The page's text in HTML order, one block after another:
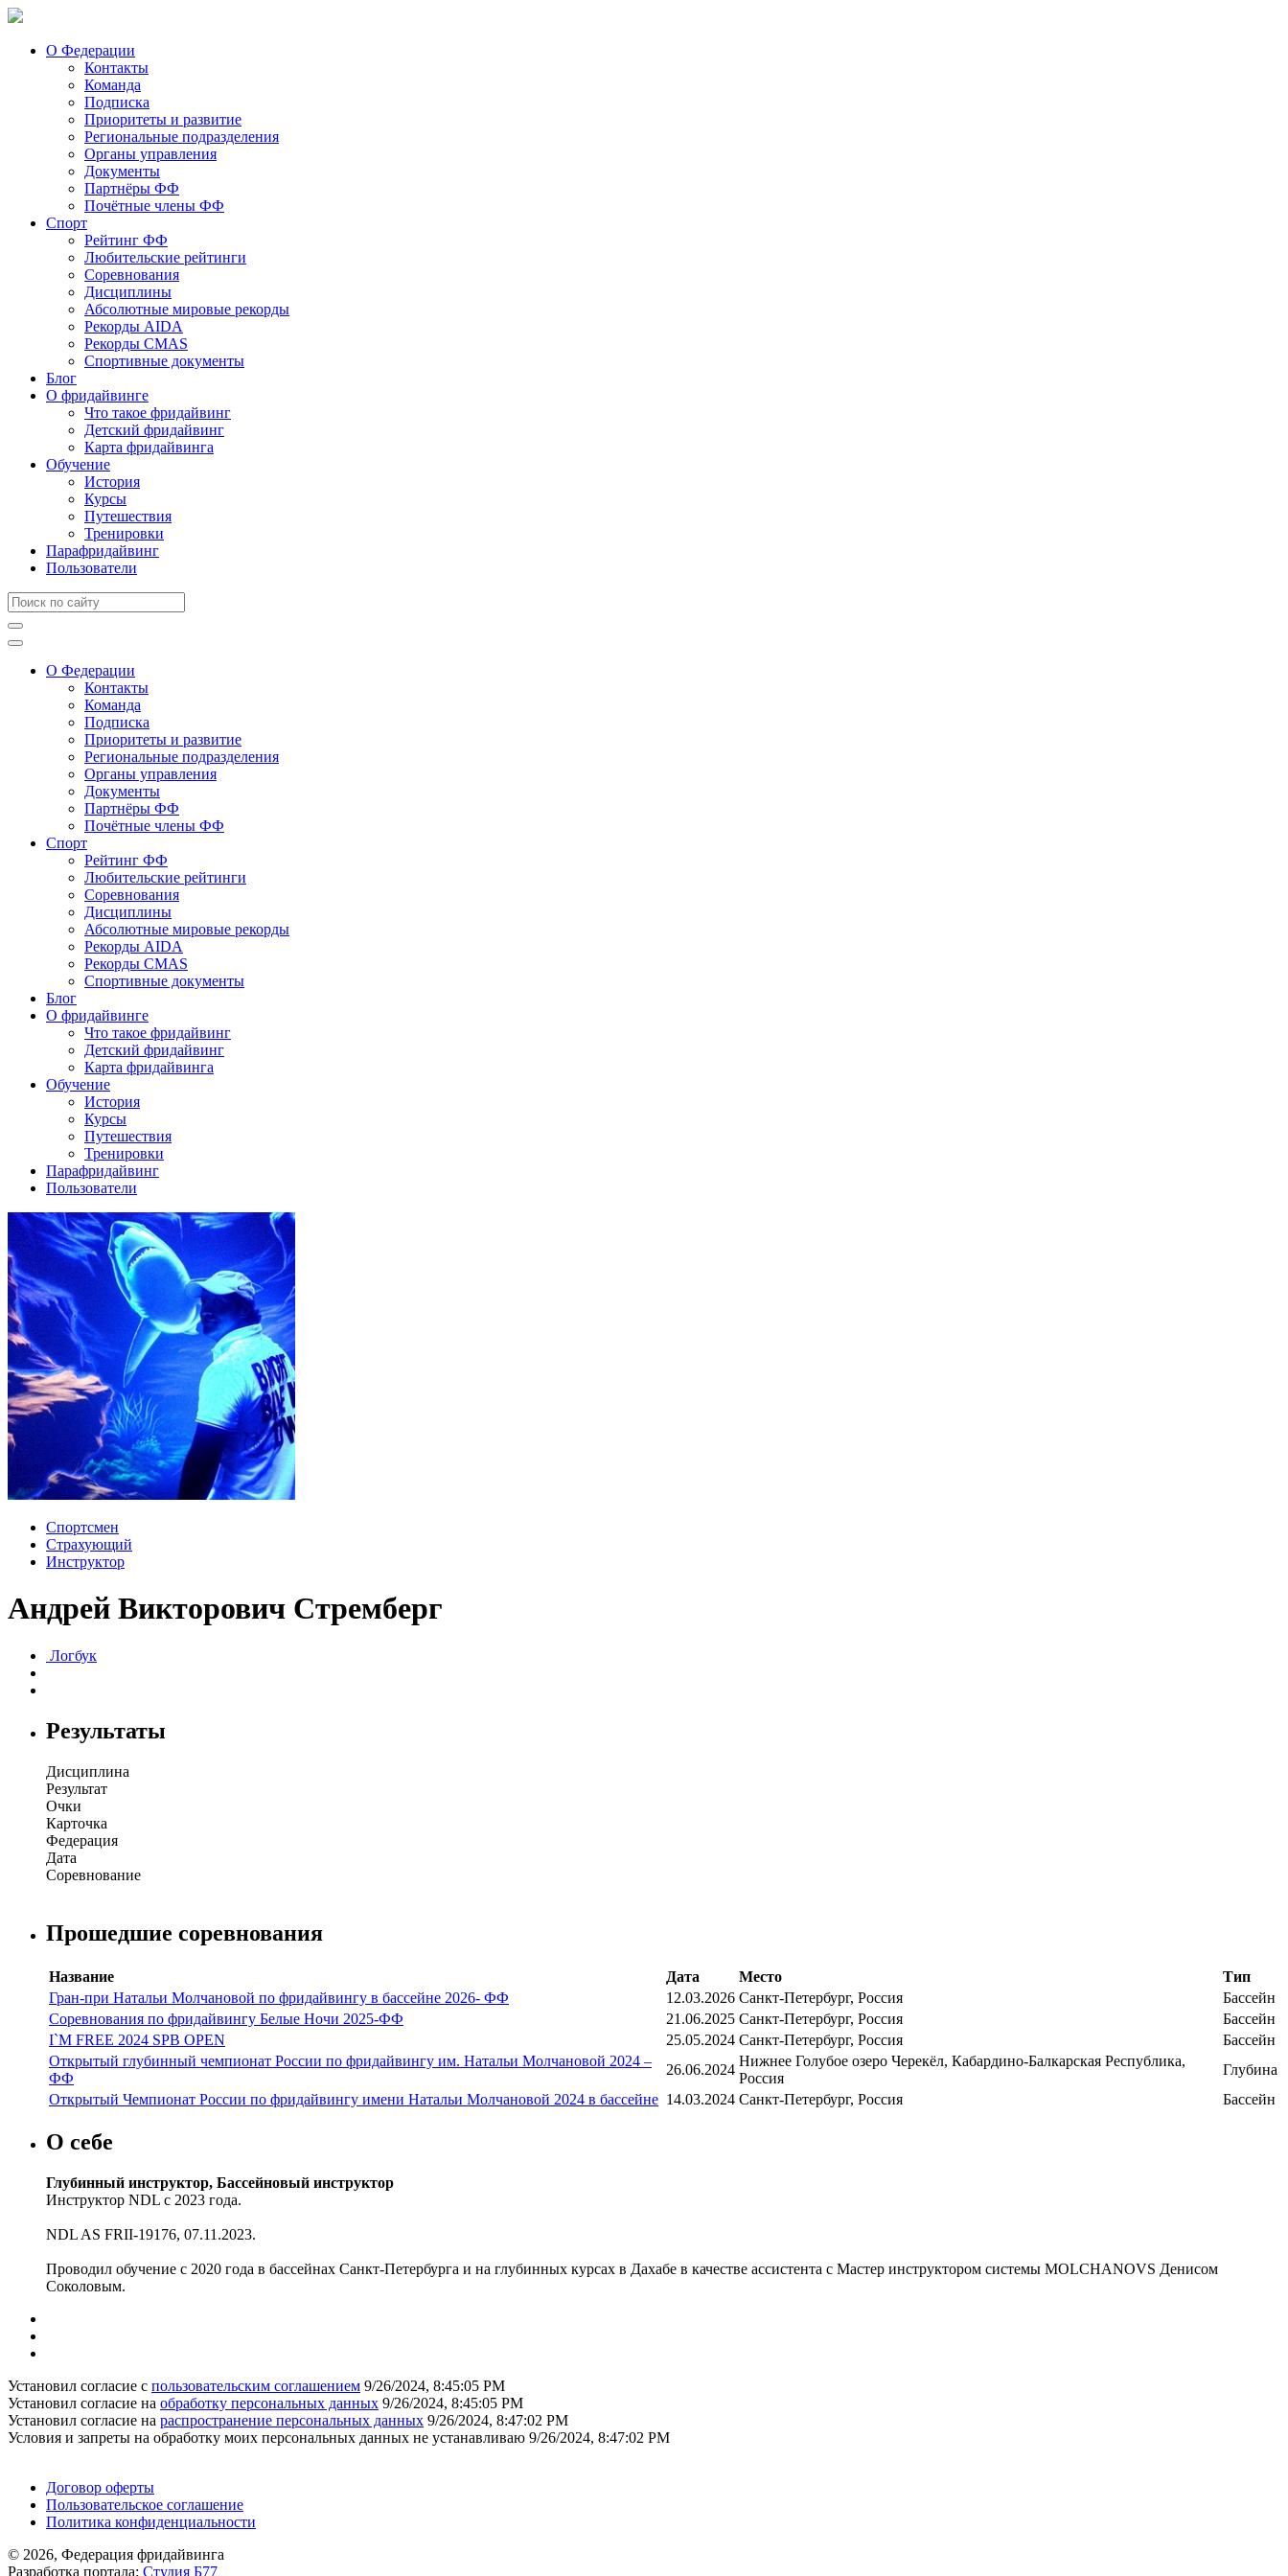
О Федерации
Контакты
Команда
Подписка
Приоритеты и развитие
Региональные подразделения
Органы управления
Документы
Партнёры ФФ
Почётные члены ФФ
Спорт
Рейтинг ФФ
Любительские рейтинги
Соревнования
Дисциплины
Абсолютные мировые рекорды
Рекорды AIDA
Рекорды CMAS
Спортивные документы
Блог
О фридайвинге
Что такое фридайвинг
Детский фридайвинг
Карта фридайвинга
Обучение
История
Курсы
Путешествия
Тренировки
Парафридайвинг
Пользователи
О Федерации
Контакты
Команда
Подписка
Приоритеты и развитие
Региональные подразделения
Органы управления
Документы
Партнёры ФФ
Почётные члены ФФ
Спорт
Рейтинг ФФ
Любительские рейтинги
Соревнования
Дисциплины
Абсолютные мировые рекорды
Рекорды AIDA
Рекорды CMAS
Спортивные документы
Блог
О фридайвинге
Что такое фридайвинг
Детский фридайвинг
Карта фридайвинга
Обучение
История
Курсы
Путешествия
Тренировки
Парафридайвинг
Пользователи
Спортсмен
Страхующий
Инструктор
Андрей Викторович Стремберг
Логбук
Результаты
Дисциплина
Результат
Очки
Карточка
Федерация
Дата
Соревнование
Прошедшие соревнования
Название Дата Место
Тип
Гран-при Натальи Молчановой по фридайвингу в бассейне 2026- ФФ
12.03.2026 Санкт-Петербург, Россия
Бассейн
Соревнования по фридайвингу Белые Ночи 2025-ФФ
21.06.2025 Санкт-Петербург, Россия
Бассейн
I`M FREE 2024 SPB OPEN
25.05.2024 Санкт-Петербург, Россия
Бассейн
Открытый глубинный чемпионат России по фридайвингу им. Натальи Молчановой 2024 –
ФФ
26.06.2024
Нижнее Голубое озеро Черекёл, Кабардино-Балкарская Республика,
Россия
Глубина
Открытый Чемпионат России по фридайвингу имени Натальи Молчановой 2024 в бассейне 14.03.2024 Санкт-Петербург, Россия Бассейн
О себе
Глубинный инструктор, Бассейновый инструктор
Инструктор NDL с 2023 года.
NDL AS FRII-19176, 07.11.2023.
Проводил обучение с 2020 года в бассейнах Санкт-Петербурга и на глубинных курсах в Дахабе в качестве ассистента с Мастер инструктором системы MOLCHANOVS Денисом
Соколовым.
Установил согласие с пользовательским соглашением 9/26/2024, 8:45:05 PM
Установил согласие на обработку персональных данных 9/26/2024, 8:45:05 PM
Установил согласие на распространение персональных данных 9/26/2024, 8:47:02 PM
Условия и запреты на обработку моих персональных данных не устанавливаю 9/26/2024, 8:47:02 PM
Договор оферты
Пользовательское соглашение
Политика конфиденциальности
© 2026, Федерация фридайвинга
Разработка портала: Студия Б77